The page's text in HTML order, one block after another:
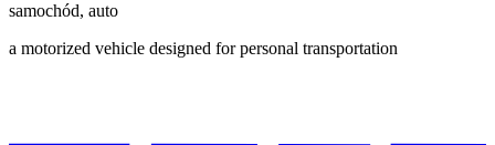
samochód, auto
a motorized vehicle designed for personal transportation